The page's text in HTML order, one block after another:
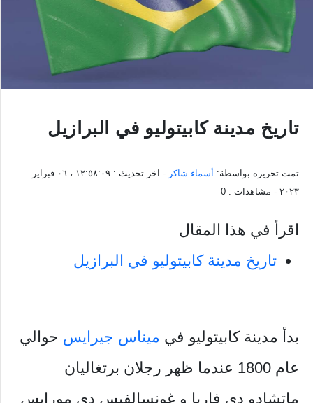
تاريخ مدينة كابيتوليو في البرازيل
تمت تحريره بواسطة: أسماء شاكر - اخر تحديث :
١٢:٥٨:٠٩ ، ٠٦ فبراير
٢٠٢٣ - مشاهدات : 0
اقرأ في هذا المقال
تاريخ مدينة كابيتوليو في البرازيل
بدأ مدينة كابيتوليو في ميناس جيرايس حوالي
عام 1800 عندما ظهر رجلان برتغاليان
ماتشادو دي فاريا و غونسالفيس دي مورايس